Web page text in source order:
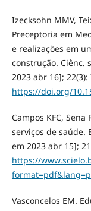
Izecksohn MMV,
Preceptoria em
e realizações em
construção. Ciênc.
2023 abr 16];
https://doi.org/
Campos KFC,
serviços de saúde.
em 2023 abr 15];
https://
Vasconcelos EM.